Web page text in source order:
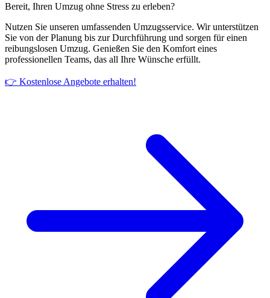
Bereit, Ihren Umzug ohne Stress zu erleben?
Nutzen Sie unseren umfassenden Umzugsservice. Wir unterstützen
Sie von der Planung bis zur Durchführung und sorgen für einen
reibungslosen Umzug. Genießen Sie den Komfort eines
professionellen Teams, das all Ihre Wünsche erfüllt.
👉 Kostenlose Angebote erhalten!